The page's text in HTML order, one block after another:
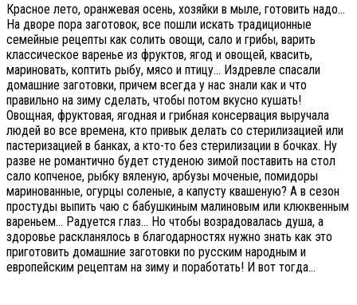
Красное лето, оранжевая осень, хозяйки в мыле, готовить надо…
На дворе пора заготовок, все пошли искать традиционные
семейные рецепты как солить овощи, сало и грибы, варить
классическое варенье из фруктов, ягод и овощей, квасить,
мариновать, коптить рыбу, мясо и птицу… Издревле спасали
домашние заготовки, причем всегда у нас знали как и что
правильно на зиму сделать, чтобы потом вкусно кушать!
Овощная, фруктовая, ягодная и грибная консервация выручала
людей во все времена, кто привык делать со стерилизацией или
пастеризацией в банках, а кто-то без стерилизации в бочках. Ну
разве не романтично будет студеною зимой поставить на стол
сало копченое, рыбку вяленую, арбузы моченые, помидоры
маринованные, огурцы соленые, а капусту квашеную? А в сезон
простуды выпить чаю с бабушкиным малиновым или клюквенным
вареньем… Радуется глаз… Но чтобы возрадовалась душа, а
здоровье раскланялось в благодарностях нужно знать как это
приготовить домашние заготовки по русским народным и
европейским рецептам на зиму и поработать! И вот тогда…